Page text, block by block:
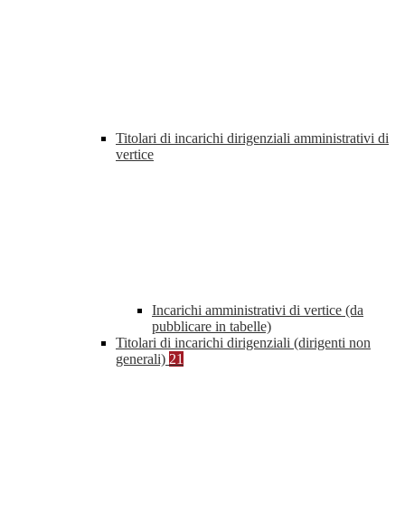
Titolari di incarichi dirigenziali amministrativi di
vertice
Incarichi amministrativi di vertice (da
pubblicare in tabelle)
Titolari di incarichi dirigenziali (dirigenti non
generali) 21